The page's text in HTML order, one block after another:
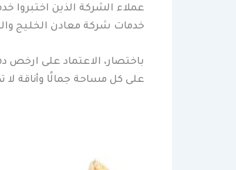
عملاء الشركة الذين اختبروا
خدمات شركة معادن الخليج
باختصار، الاعتماد على ارخص
على كل مساحة جمالًا وأناقة لا